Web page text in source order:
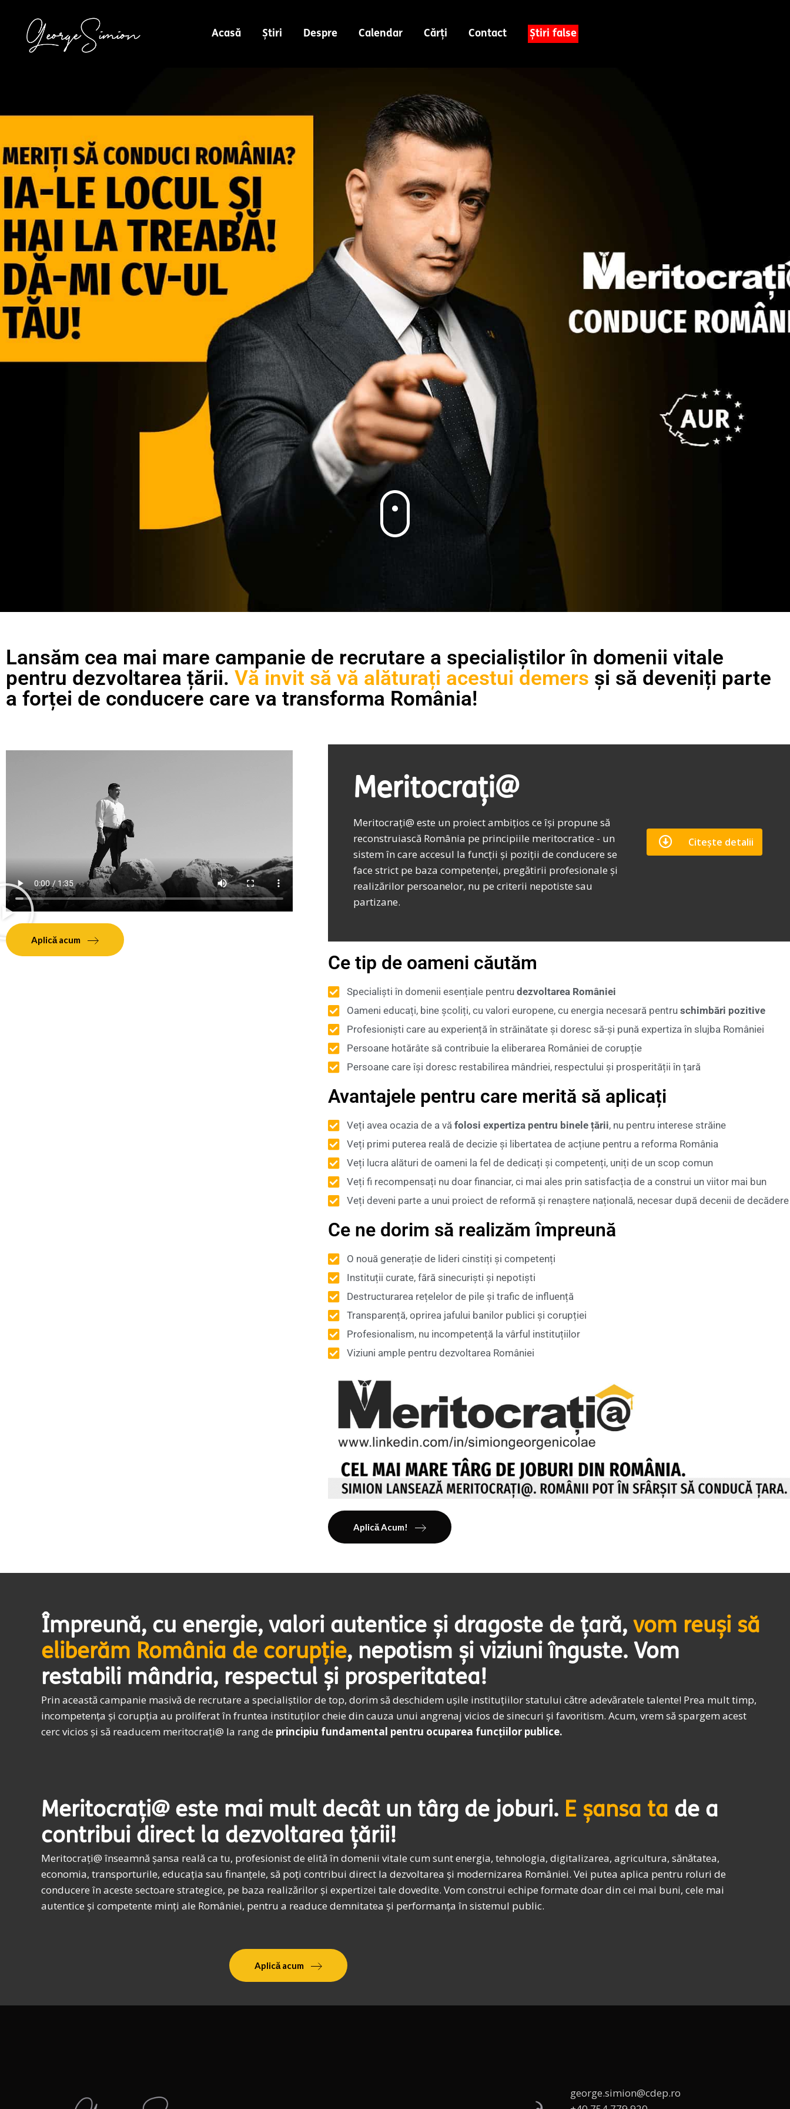
Acasă Știri Despre Calendar Cărți Contact Știri false
Lansăm cea mai mare campanie de recrutare a specialiștilor în domenii vitale
pentru dezvoltarea țării. Vă invit să vă alăturați acestui demers și să deveniți parte
a forței de conducere care va transforma România!
Aplică acum
Meritocrați@
Meritocrați@ este un proiect ambițios ce își propune să
reconstruiască România pe principiile meritocratice - un
sistem în care accesul la funcții și poziții de conducere se
face strict pe baza competenței, pregătirii profesionale și
realizărilor persoanelor, nu pe criterii nepotiste sau
partizane.
Citește detalii
Ce tip de oameni căutăm
Specialiști în domenii esențiale pentrudezvoltarea României
Oameni educați, bine școliți, cu valori europene, cu energia necesară pentruschimbări pozitive
Profesioniști care au experiență în străinătate și doresc să-și pună expertiza în slujba României
Persoane hotărâte să contribuie la eliberarea României de corupție
Persoane care își doresc restabilirea mândriei, respectului și prosperității în țară
Avantajele pentru care merită să aplicați
Veți avea ocazia de a văfolosi expertiza pentru binele țării, nu pentru interese străine
Veți primi puterea reală de decizie și libertatea de acțiune pentru a reforma România
Veți lucra alături de oameni la fel de dedicați și competenți, uniți de un scop comun
Veți fi recompensați nu doar financiar, ci mai ales prin satisfacția de a construi un viitor mai bun
Veți deveni parte a unui proiect de reformă și renaștere națională, necesar după decenii de decădere
Ce ne dorim să realizăm împreună
O nouă generație de lideri cinstiți și competenți
Instituții curate, fără sinecuriști și nepotiști
Destructurarea rețelelor de pile și trafic de influență
Transparență, oprirea jafului banilor publici și corupției
Profesionalism, nu incompetență la vârful instituțiilor
Viziuni ample pentru dezvoltarea României
Aplică Acum!
Împreună, cu energie, valori autentice și dragoste de țară, vom reuși să
eliberăm România de corupție, nepotism și viziuni înguste. Vom
restabili mândria, respectul și prosperitatea!
Prin această campanie masivă de recrutare a specialiștilor de top, dorim să deschidem ușile instituțiilor statului către adevăratele talente! Prea mult timp,
incompetența și corupția au proliferat în fruntea instituților cheie din cauza unui angrenaj vicios de sinecuri și favoritism. Acum, vrem să spargem acest
cerc vicios și să readucem meritocrați@ la rang de principiu fundamental pentru ocuparea funcțiilor publice.
Meritocrați@ este mai mult decât un târg de joburi. E șansa ta de a
contribui direct la dezvoltarea țării!
Meritocrați@ înseamnă șansa reală ca tu, profesionist de elită în domenii vitale cum sunt energia, tehnologia, digitalizarea, agricultura, sănătatea,
economia, transporturile, educația sau finanțele, să poți contribui direct la dezvoltarea și modernizarea României. Vei putea aplica pentru roluri de
conducere în aceste sectoare strategice, pe baza realizărilor și expertizei tale dovedite. Vom construi echipe formate doar din cei mai buni, cele mai
autentice și competente minți ale României, pentru a readuce demnitatea și performanța în sistemul public.
Aplică acum
george.simion@cdep.ro